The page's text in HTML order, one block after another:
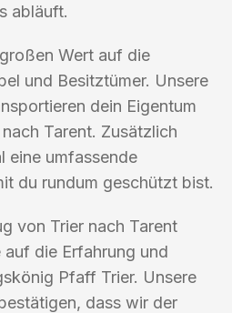
abläuft.
Wert auf die
und Besitztümer. Unsere
dein Eigentum
Tarent. Zusätzlich
eine umfassende
du rundum geschützt bist.
von Trier nach Tarent
die Erfahrung und
Pfaff Trier. Unsere
dass wir der